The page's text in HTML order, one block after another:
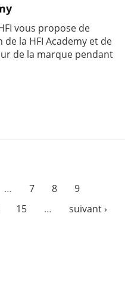
vous propose de
la HFI Academy et de
de la marque pendant
… 7 8
9
15 …
suivant ›